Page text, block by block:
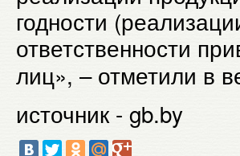
годности
ответственности
лиц», – отметили в
источник - gb.by